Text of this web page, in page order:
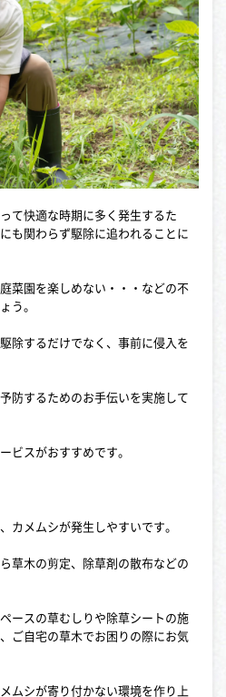
て快適な時期に多く発生するた
も関わらず駆除に追われることに
菜園を楽しめない・・・などの不
う。
除するだけでなく、事前に侵入を
防するためのお手伝いを実施して
ビスがおすすめです。
カメムシが発生しやすいです。
草木の剪定、除草剤の散布などの
ースの草むしりや除草シートの施
ご自宅の草木でお困りの際にお気
ムシが寄り付かない環境を作り上